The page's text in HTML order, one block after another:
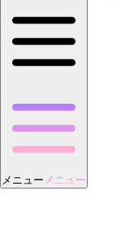
メニュー メニュー